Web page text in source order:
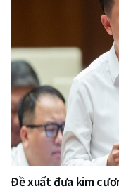
Đề xuất đưa kim